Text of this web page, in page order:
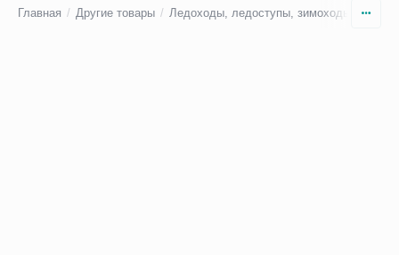
Главная / Другие товары / Ледоходы, ледоступы, зимоходы Шипы